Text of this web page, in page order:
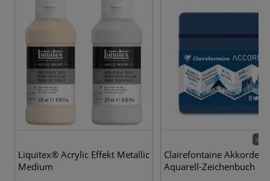
Liquitex® Acrylic Effekt Metallic
Medium
4
Clairefontaine
Aquarell-Zeichenbuch